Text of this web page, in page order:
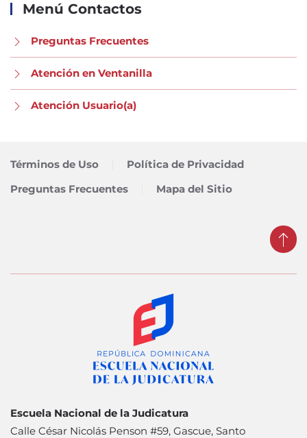
Menú Contactos
Preguntas Frecuentes
Atención en Ventanilla
Atención Usuario(a)
Términos de Uso
Política de Privacidad
Preguntas Frecuentes
Mapa del Sitio
Escuela Nacional de la Judicatura
Calle César Nicolás Penson #59, Gascue, Santo